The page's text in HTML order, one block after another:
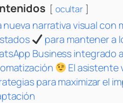
ocultar
nueva narrativa visual con
para mantener a
Business integrado
El asistente
para maximizar el